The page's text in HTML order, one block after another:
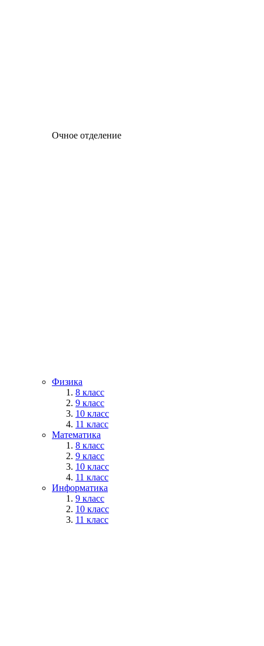
Очное отделение
Физика
8 класс
9 класс
10 класс
11 класс
Математика
8 класс
9 класс
10 класс
11 класс
Информатика
9 класс
10 класс
11 класс